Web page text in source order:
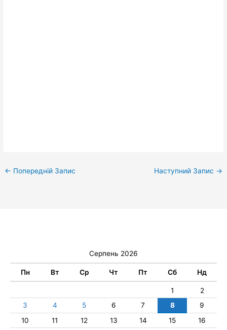
← Попередній Запис Наступний Запис →
Серпень 2026
Пн Вт Ср Чт Пт Сб Нд
1
2
3
4 5 6 7 8
9
10
11 12 13 14 15
16